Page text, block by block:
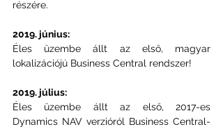
részére.
2019. június:
Éles üzembe állt az első, magyar
lokalizációjú Business Central rendszer!
2019. július:
Éles üzembe állt az első, 2017-es
Dynamics NAV verzióról Business Central-